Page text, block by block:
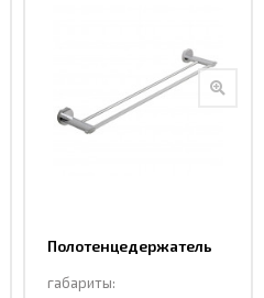
Полотенцедержатель
габариты: